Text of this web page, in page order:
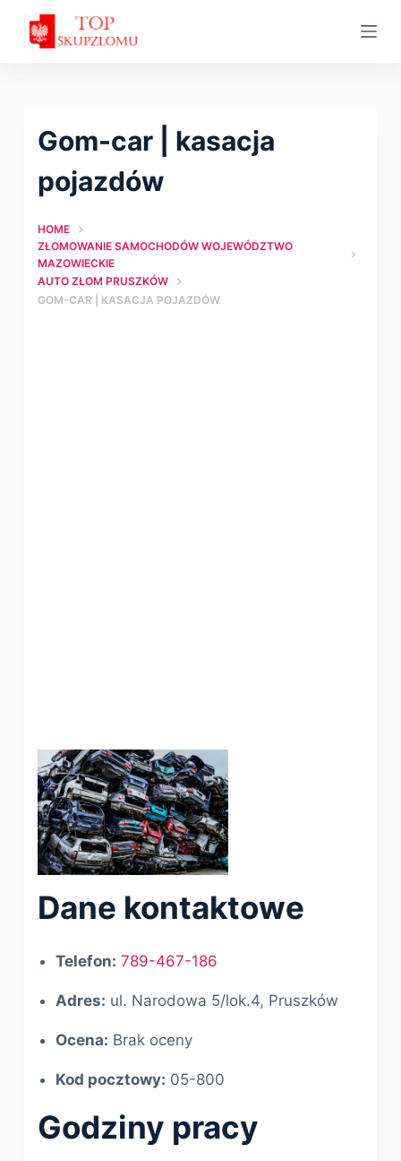
Gom-car | kasacja
pojazdów
HOME
ZŁOMOWANIE SAMOCHODÓW WOJEWÓDZTWO
MAZOWIECKIE
AUTO ZŁOM PRUSZKÓW
GOM-CAR | KASACJA POJAZDÓW
Dane kontaktowe
Telefon: 789-467-186
Adres: ul. Narodowa 5/lok.4, Pruszków
Ocena: Brak oceny
Kod pocztowy: 05-800
Godziny pracy